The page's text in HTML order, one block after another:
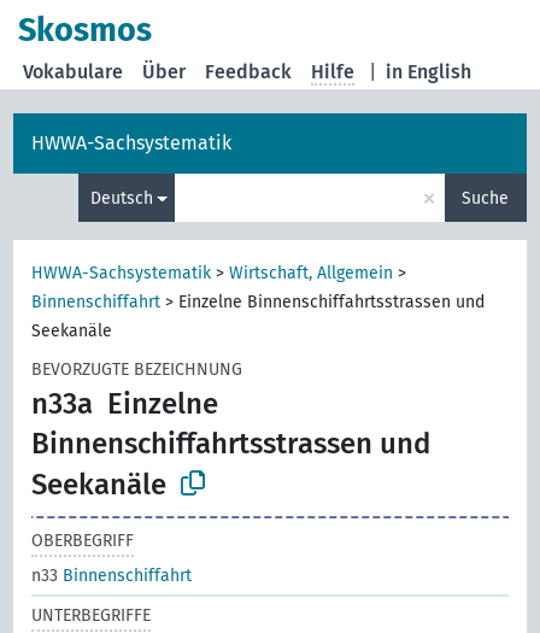
Skosmos
in English
Vokabulare Über Feedback Hilfe
HWWA-Sachsystematik
Deutsch × Suche
HWWA-Sachsystematik >Wirtschaft, Allgemein >
Binnenschiffahrt > Einzelne Binnenschiffahrtsstrassen und
Seekanäle
BEVORZUGTE BEZEICHNUNG
n33a Einzelne
Binnenschiffahrtsstrassen und
Seekanäle
OBERBEGRIFF
n33 Binnenschiffahrt
UNTERBEGRIFFE